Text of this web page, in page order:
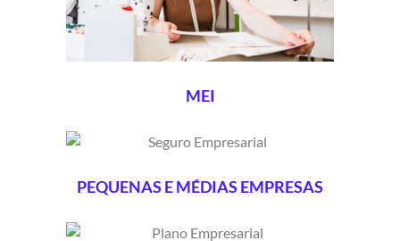
MEI
PEQUENAS E MÉDIAS EMPRESAS